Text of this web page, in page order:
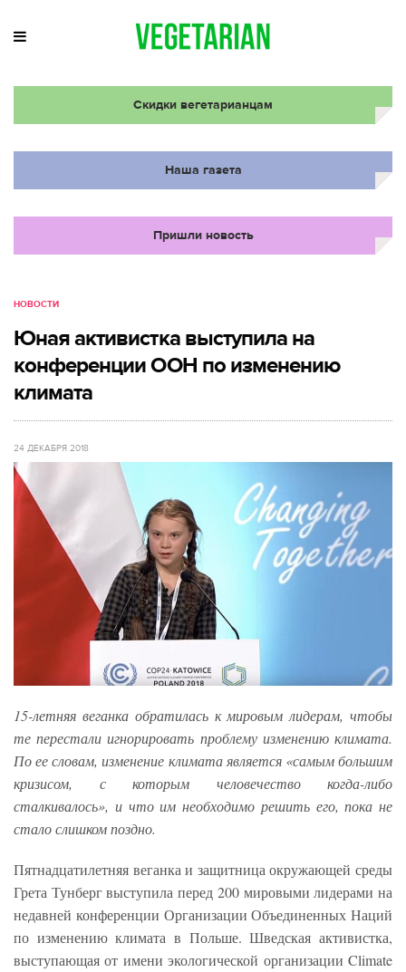
Скидки вегетарианцам
Наша газета
Пришли новость
НОВОСТИ
Юная активистка выступила на
конференции ООН по изменению
климата
24 ДЕКАБРЯ 2018
15-летняя веганка обратилась к мировым лидерам, чтобы
те перестали игнорировать проблему изменению климата.
По ее словам, изменение климата является «самым большим
кризисом, с которым человечество когда-либо
сталкивалось», и что им необходимо решить его, пока не
стало слишком поздно.
Пятнадцатилетняя веганка и защитница окружающей среды
Грета Тунберг выступила перед 200 мировыми лидерами на
недавней конференции Организации Объединенных Наций
по изменению климата в Польше. Шведская активистка,
выступающая от имени экологической организации Climate